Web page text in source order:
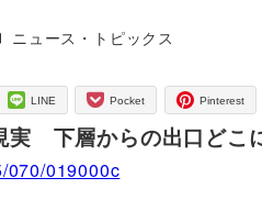
ゴリー
ニュース・トピックス
LINE Pocket Pinterest
下層からの出口どこ
070/019000c